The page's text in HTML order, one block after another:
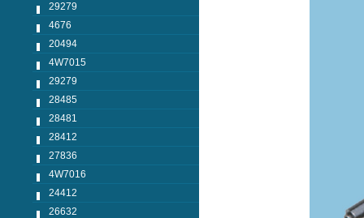
29279
4676
20494
4W7015
29279
28485
28481
28412
27836
4W7016
24412
26632